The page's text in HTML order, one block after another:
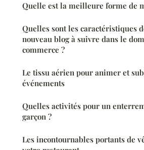
Quelle est la meilleure forme de
Quelles sont les caractéristiques
nouveau blog à suivre dans le
commerce ?
Le tissu aérien pour animer et
événements
Quelles activités pour un
garçon ?
Les incontournables portants de